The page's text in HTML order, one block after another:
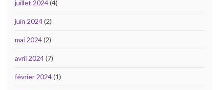
juillet 2024(4)
juin 2024(2)
mai 2024(2)
avril 2024(7)
février 2024(1)